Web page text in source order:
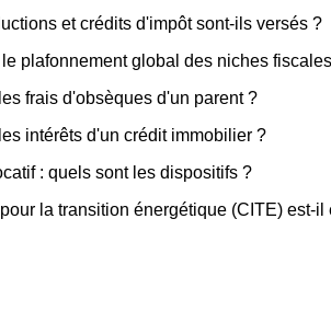
et crédits d'impôt sont-ils versés ?
plafonnement global des niches
frais d'obsèques d'un parent ?
intérêts d'un crédit immobilier ?
: quels sont les dispositifs ?
la transition énergétique (CITE) est-il